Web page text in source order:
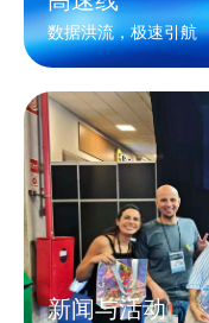
数据洪流，极速引航
新闻与活动